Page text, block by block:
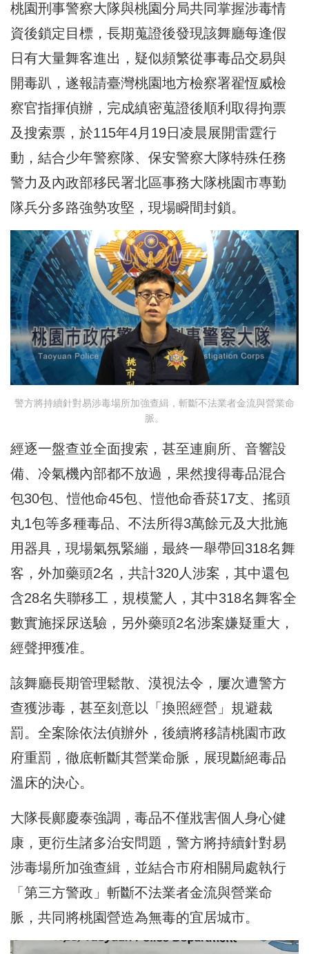
桃園刑事警察大隊與桃園分局共同掌握涉毒情
資後鎖定目標，長期蒐證後發現該舞廳每逢假
日有大量舞客進出，疑似頻繁從事毒品交易與
開毒趴，遂報請臺灣桃園地方檢察署翟恆威檢
察官指揮偵辦，完成縝密蒐證後順利取得拘票
及搜索票，於115年4月19日凌晨展開雷霆行
動，結合少年警察隊、保安警察大隊特殊任務
警力及內政部移民署北區事務大隊桃園市專勤
隊兵分多路強勢攻堅，現場瞬間封鎖。
警方將持續針對易涉毒場所加強查緝，斬斷不法業者金流與營業命
脈。
經逐一盤查並全面搜索，甚至連廁所、音響設
備、冷氣機內部都不放過，果然搜得毒品混合
包30包、愷他命45包、愷他命香菸17支、搖頭
丸1包等多種毒品、不法所得3萬餘元及大批施
用器具，現場氣氛緊繃，最終一舉帶回318名舞
客，外加藥頭2名，共計320人涉案，其中還包
含28名失聯移工，規模驚人，其中318名舞客全
數實施採尿送驗，另外藥頭2名涉案嫌疑重大，
經聲押獲准。
該舞廳長期管理鬆散、漠視法令，屢次遭警方
查獲涉毒，甚至刻意以「換照經營」規避裁
罰。全案除依法偵辦外，後續將移請桃園市政
府重罰，徹底斬斷其營業命脈，展現斷絕毒品
溫床的決心。
大隊長鄺慶泰強調，毒品不僅戕害個人身心健
康，更衍生諸多治安問題，警方將持續針對易
涉毒場所加強查緝，並結合市府相關局處執行
「第三方警政」斬斷不法業者金流與營業命
脈，共同將桃園營造為無毒的宜居城市。